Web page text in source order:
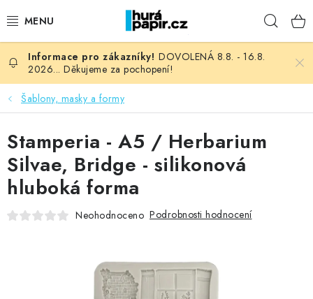
na
NOVINKY
HURÁ DÍLNA
VŠECHNO ZBOŽÍ
KNIHAŘSKÝ MATERIÁL
DOVOLENÁ 8.8. - 16.8.
2026... Děkujeme za pochopení!
Šablony, masky a formy
Stamperia - A5 / Herbarium
Silvae, Bridge - silikonová
hluboká forma
Neohodnoceno Podrobnosti hodnocení